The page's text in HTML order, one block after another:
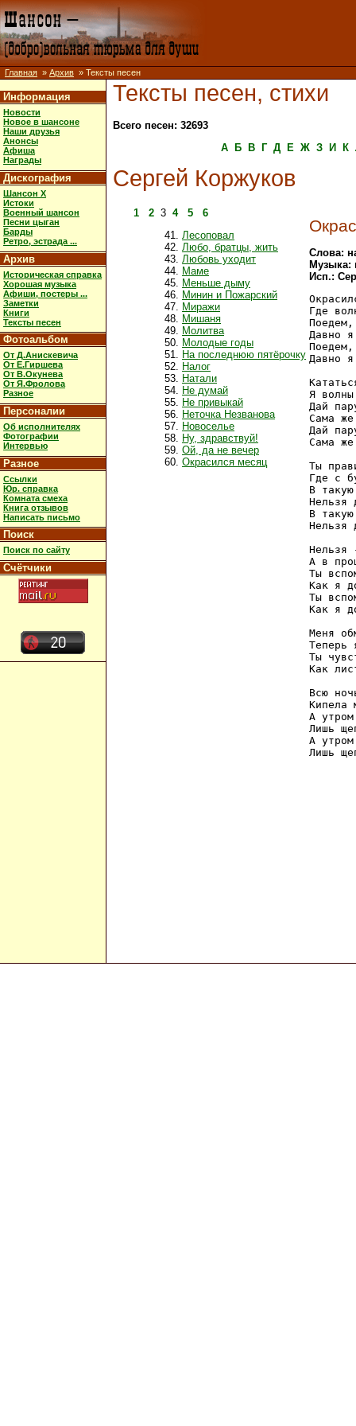
Главная » Архив » Тексты песен
Информация
Новости
Новое в шансоне
Наши друзья
Анонсы
Афиша
Награды
Дискография
Шансон X
Истоки
Военный шансон
Песни цыган
Барды
Ретро, эстрада ...
Архив
Историческая справка
Хорошая музыка
Афиши, постеры ...
Заметки
Книги
Тексты песен
Фотоальбом
От Д.Анискевича
От Е.Гиршева
От В.Окунева
От Я.Фролова
Разное
Персоналии
Об исполнителях
Фотографии
Интервью
Разное
Ссылки
Юр. справка
Комната смеха
Книга отзывов
Написать письмо
Поиск
Поиск по сайту
Счётчики
Тексты песен, стихи
Всего песен: 32693
А
Б В Г Д Е Ж З И К
Сергей Коржуков
1 2 3 4 5
6
Лесоповал
Любо, братцы, жить
Любовь уходит
Маме
Меньше дыму
Минин и Пожарский
Миражи
Мишаня
Молитва
Молодые годы
На последнюю пятёрочку
Налог
Натали
Не думай
Не привыкай
Неточка Незванова
Новоселье
Ну, здравствуй!
Ой, да не вечер
Окрасился месяц
Слова:
Музыка:
Исп.:
Где
Давно
Давно
Я
Дай
Сама
Дай
Сама
Ты
Где с
В
Нельзя
В
Нельзя
Нельзя
А в
Ты
Как я
Ты
Как я
Меня
Теперь
Ты
Как
Всю
Кипела
А
Лишь
А